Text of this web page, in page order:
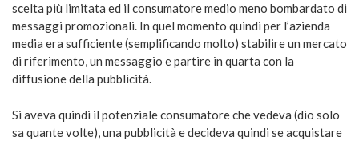
scelta più limitata ed il consumatore medio meno bombardato di
messaggi promozionali. In quel momento quindi per l’azienda
media era sufficiente (semplificando molto) stabilire un mercato
di riferimento, un messaggio e partire in quarta con la
diffusione della pubblicità.
Si aveva quindi il potenziale consumatore che vedeva (dio solo
sa quante volte), una pubblicità e decideva quindi se acquistare